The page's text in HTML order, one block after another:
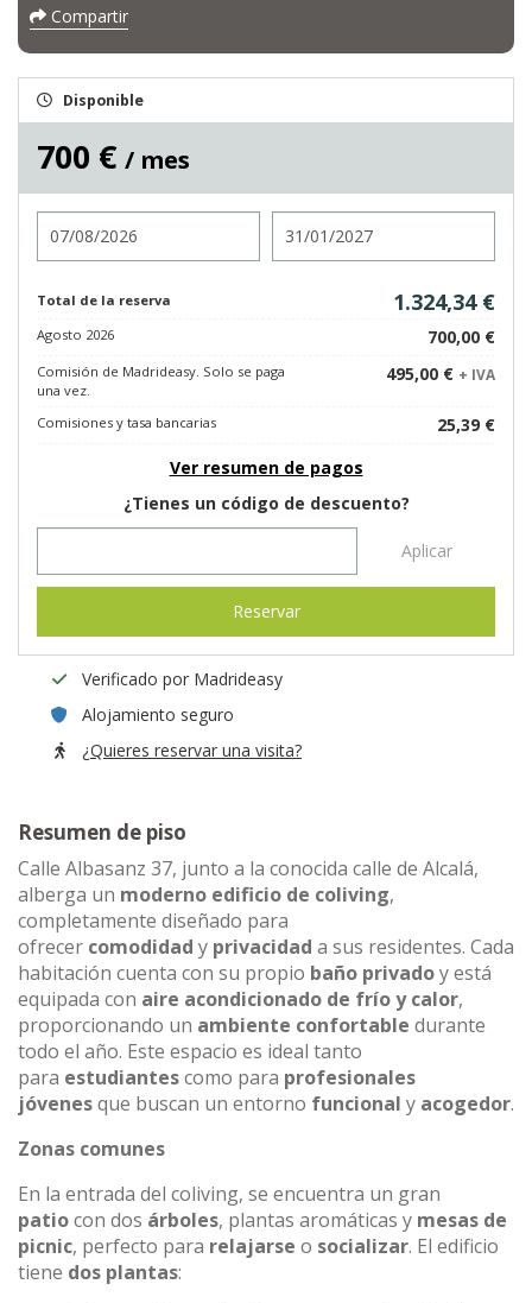
Compartir
Disponible
700 € / mes
Total de la reserva 1.324,34 €
Agosto 2026 700,00 €
Comisión de Madrideasy. Solo se paga
una vez.
495,00 € + IVA
Comisiones y tasa bancarias
25,39 €
Ver resumen de pagos
¿Tienes un código de descuento?
Aplicar
Reservar
Verificado por Madrideasy
Alojamiento seguro
¿Quieres reservar una visita?
Resumen de piso
Calle Albasanz 37, junto a la conocida calle de Alcalá,
alberga un moderno edificio de coliving,
completamente diseñado para
ofrecer comodidad y privacidad a sus residentes. Cada
habitación cuenta con su propio baño privadoy está
equipada con aire acondicionado de frío y calor,
proporcionando un ambiente confortable durante
todo el año. Este espacio es ideal tanto
para estudiantescomo para profesionales
jóvenesque buscan un entorno funcional y acogedor.
Zonas comunes
En la entrada del coliving, se encuentra un gran
patiocon dos árboles, plantas aromáticas y mesas de
picnic, perfecto para relajarse o socializar. El edificio
tiene dos plantas: